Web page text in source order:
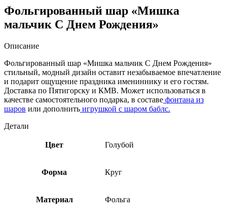
Фольгированный шар «Мишка
мальчик С Днем Рождения»
Описание
Фольгированный шар «Мишка мальчик С Днем Рождения»
стильный, модный дизайн оставит незабываемое впечатление
и подарит ощущение праздника имениннику и его гостям.
Доставка по Пятигорску и КМВ. Может использоваться в
качестве самостоятельного подарка, в составе фонтана из
шаров или дополнить игрушкой с шаром баблс.
Детали
Цвет Голубой
Форма Круг
Материал Фольга